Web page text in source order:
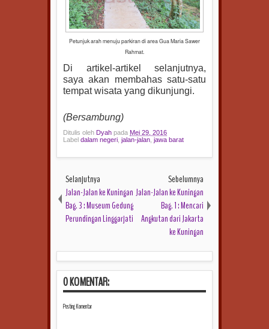
Petunjuk arah menuju parkiran di area Gua Maria Sawer
Rahmat.
Di artikel-artikel selanjutnya,
saya akan membahas satu-satu
tempat wisata yang dikunjungi.
(Bersambung)
Ditulis oleh Dyah pada Mei 29, 2016
Label dalam negeri jalan-jalan jawa barat
Selanjutnya
Jalan-Jalan ke Kuningan
Bag. 3 : Museum Gedung
Perundingan Linggarjati
Sebelumnya
Jalan-Jalan ke Kuningan
Bag. 1 : Mencari
Angkutan dari Jakarta
ke Kuningan
0 KOMENTAR:
Posting Komentar